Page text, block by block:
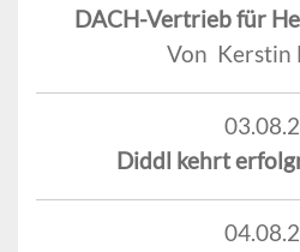
DACH-Vertrieb für
Von Kerstin
Diddl kehrt